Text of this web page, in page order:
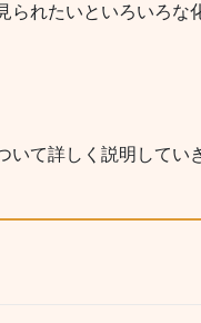
られたいといろいろな
て詳しく説明してい